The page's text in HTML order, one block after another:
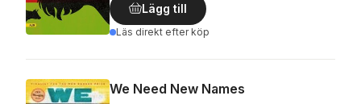
Lägg till
Läs direkt efter köp
We Need New Names